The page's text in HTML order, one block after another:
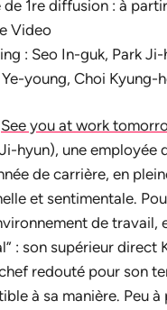
de 1re diffusion : à
Video
: Seo In-guk, Park
Ye-young, Choi Kyung-
See you at work
hyun), une employée
de carrière, en
et sentimentale.
de travail,
: son supérieur direct
redouté pour son
à sa manière. Peu à